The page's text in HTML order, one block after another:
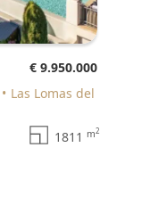
€ 9.950.000
Las Lomas del
1811 m2